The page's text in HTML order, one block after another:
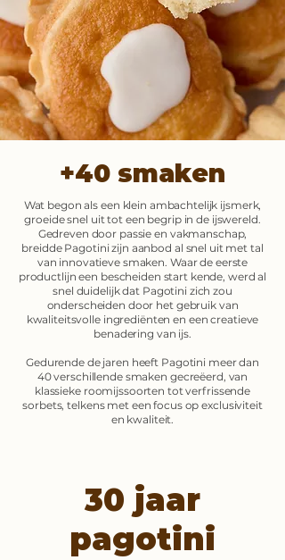
+40 smaken
Wat begon als een klein ambachtelijk ijsmerk,
groeide snel uit tot een begrip in de ijswereld.
Gedreven door passie en vakmanschap,
breidde Pagotini zijn aanbod al snel uit met tal
van innovatieve smaken. Waar de eerste
productlijn een bescheiden start kende, werd al
snel duidelijk dat Pagotini zich zou
onderscheiden door het gebruik van
kwaliteitsvolle ingrediënten en een creatieve
benadering van ijs.
Gedurende de jaren heeft Pagotini meer dan
40 verschillende smaken gecreëerd, van
klassieke roomijssoorten tot verfrissende
sorbets, telkens met een focus op exclusiviteit
en kwaliteit.
30 jaar
pagotini